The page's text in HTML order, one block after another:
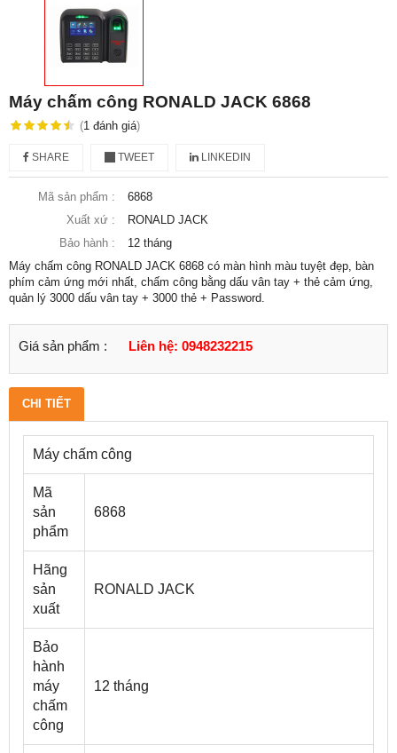
Máy chấm công RONALD JACK 6868
(1 đánh giá)
SHARE TWEET LINKEDIN
Mã sản phẩm :
6868
Xuất xứ :
RONALD JACK
Bảo hành :
12 tháng
Máy chấm công RONALD JACK 6868 có màn hình màu tuyệt đẹp, bàn
phím cảm ứng mới nhất, chấm công bằng dấu vân tay + thẻ cảm ứng,
quản lý 3000 dấu vân tay + 3000 thẻ + Password.
Giá sản phẩm : Liên hệ: 0948232215
CHI TIẾT
Máy chấm công
Mã
sản
phẩm
6868
Hãng
sản
xuất
RONALD JACK
Bảo
hành
máy
chấm
công
12 tháng